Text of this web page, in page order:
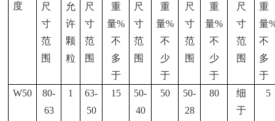
度
尺
寸
范
围
允
许
颗
粒
尺
寸
范
围
重
量%
不
多
于
尺
寸
范
围
重
量%
不
少
于
尺
寸
范
围
重
量%
不
少
于
尺
寸
范
围
重
量
不
多
于
W50
80-
63
1
63-
50
15
50-
40
50
50-
28
80
细
于
5